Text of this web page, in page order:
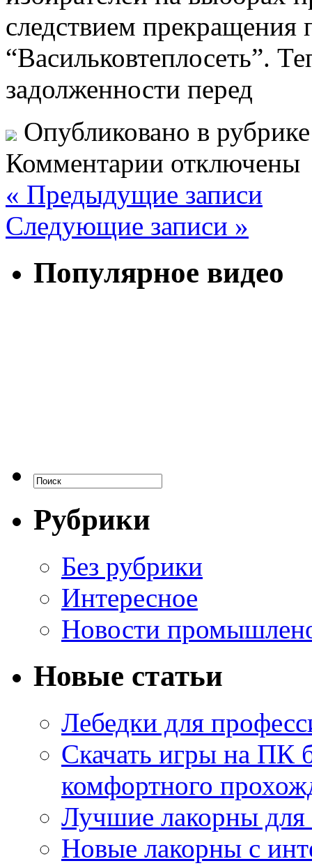
следствием
“Васильковтеплосеть”.
задолженности перед
Опубликовано в
Комментарии отключены
« Предыдущие записи
Следующие записи »
Популярное видео
Рубрики
Без рубрики
Интересное
Новости
Новые статьи
Лебедки для
Скачать игры на ПК
комфортного
Лучшие лакорны для
Новые лакорны с